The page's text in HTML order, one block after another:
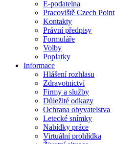
E-podatelna
Pracoviště Czech Point
Kontakty
Právní předpisy
Formuláře
Volby
Poplatky
Informace
Hlášení rozhlasu
Zdravotnictví
Firmy a služby
Důležité odkazy
Ochrana obyvatelstva
Letecké snímky
Nabídky práce
Virtuální prohlídka